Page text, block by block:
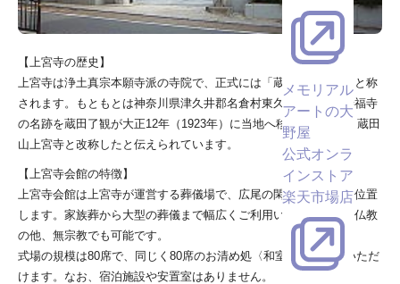
メモリアル
アートの大
野屋
公式オンラ
インストア
楽天市場店
【上宮寺の歴史】
上宮寺は浄土真宗本願寺派の寺院で、正式には「蔵田山上宮寺」と称
されます。もともとは神奈川県津久井郡名倉村東久保にあった善福寺
の名跡を蔵田了観が大正12年（1923年）に当地へ移して創建し、蔵田
山上宮寺と改称したと伝えられています。
【上宮寺会館の特徴】
上宮寺会館は上宮寺が運営する葬儀場で、広尾の閑静な住宅街に位置
します。家族葬から大型の葬儀まで幅広くご利用いただけます。仏教
の他、無宗教でも可能です。
式場の規模は80席で、同じく80席のお清め処〈和室）もご利用いただ
けます。なお、宿泊施設や安置室はありません。